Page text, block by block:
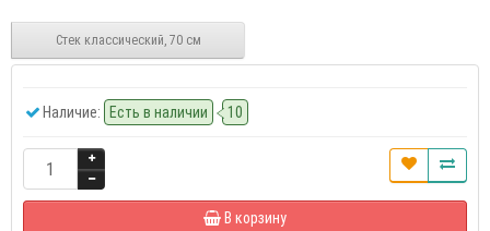
Стек классический, 70 см
Наличие: Есть в наличии 10
В корзину